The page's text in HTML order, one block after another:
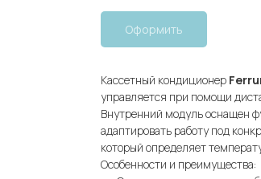
Оформить
Кассетный кондиционер
управляется при помощи
Внутренний модуль оснащен
адаптировать работу под
который определяет
Особенности и преимущества: